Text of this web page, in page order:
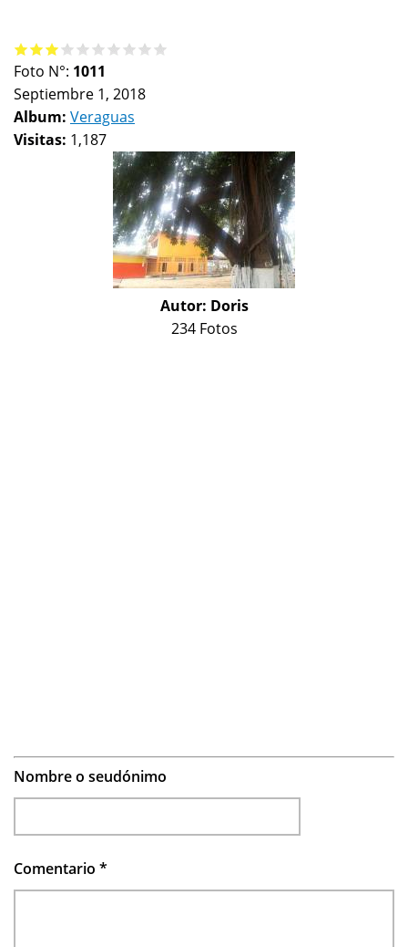
Foto N°: 1011
Septiembre 1, 2018
Album: Veraguas
Visitas: 1,187
Autor: Doris
234 Fotos
Nombre o seudónimo
Comentario *